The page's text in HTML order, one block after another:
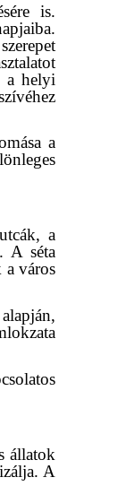
is.
a helyi
a
a
A séta
a város
állatok
A